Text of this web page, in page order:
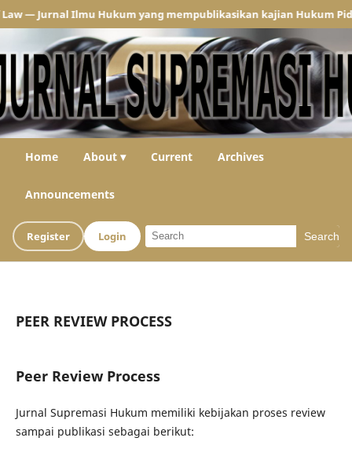
Jurnal Ilmu Hukum yang mempublikasikan kajian Hukum Pidana
Home About ▾ Current Archives
Announcements
Register Login Search
PEER REVIEW PROCESS
Peer Review Process
Jurnal Supremasi Hukum memiliki kebijakan proses review
sampai publikasi sebagai berikut: